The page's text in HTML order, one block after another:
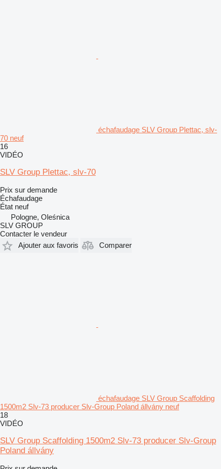
échafaudage SLV Group Plettac, slv-
70 neuf
16
VIDÉO
SLV Group Plettac, slv-70
Prix sur demande
Échafaudage
État neuf
Pologne, Oleśnica
SLV GROUP
Contacter le vendeur
Ajouter aux favoris
Comparer
échafaudage SLV Group Scaffolding
1500m2 Slv-73 producer Slv-Group Poland állvány neuf
18
VIDÉO
SLV Group Scaffolding 1500m2 Slv-73 producer Slv-Group
Poland állvány